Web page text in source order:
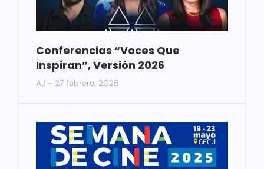
Conferencias “Voces Que
Inspiran”, Versión 2026
AJ 27 febrero, 2026